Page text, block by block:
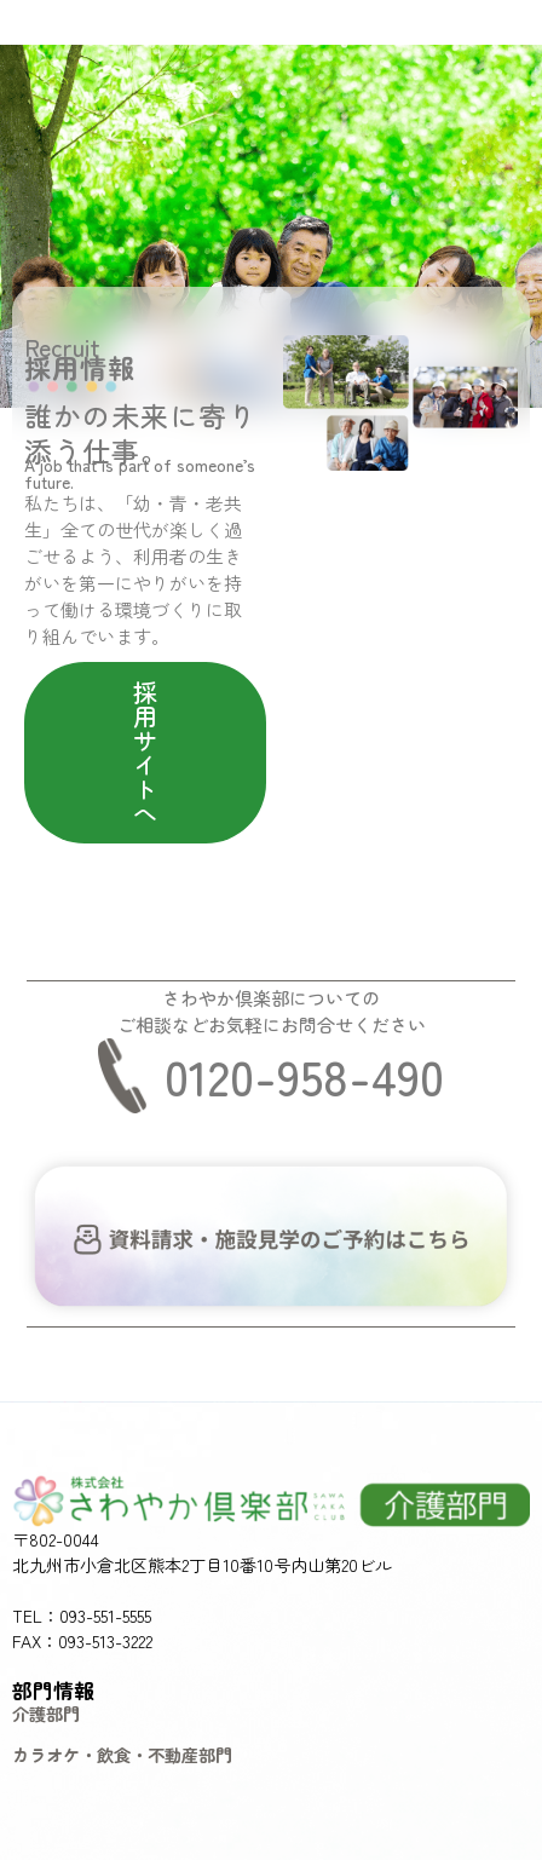
Recruit
採用情報
誰かの未来に寄り
添う仕事。
A job that is part of someone’s
future.
私たちは、「幼・青・老共
生」全ての世代が楽しく過
ごせるよう、利用者の生き
がいを第一にやりがいを持
って働ける環境づくりに取
り組んでいます。
採
用
サ
イ
ト
へ
さわやか倶楽部についての
ご相談などお気軽にお問合せください
0120-958-490
〒802-0044
北九州市小倉北区熊本2丁目10番10号内山第20ビル
TEL：093-551-5555
FAX：093-513-3222
部門情報
介護部門
カラオケ・飲食・不動産部門